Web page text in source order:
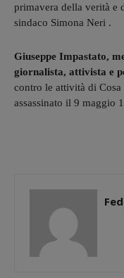
primavera della verità e
sindaco Simona Neri .
Giuseppe Impastato,
giornalista, attivista e
contro le attività di
assassinato il 9 maggio